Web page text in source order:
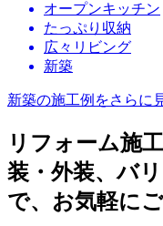
オープンキッチン
たっぷり収納
広々リビング
新築
新築の施工例をさらに
リフォーム施
装・外装、バ
で、お気軽に